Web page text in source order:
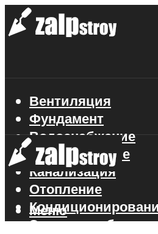
Вентиляция
Фундамент
Водоснабжение
Газоснабжение
Канализация
Отопление
Электроснабжение
Меню